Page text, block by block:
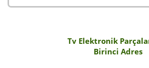
Tv Elektronik
Birinci Adres